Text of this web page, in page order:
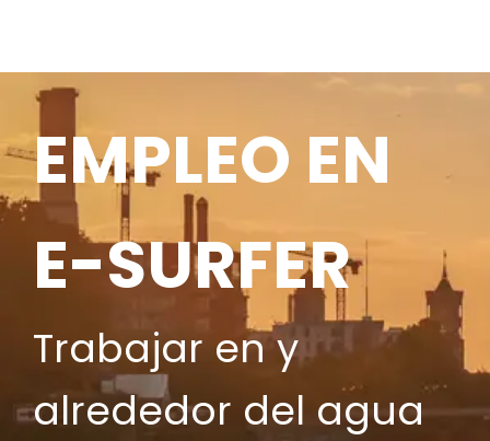
EMPLEO EN
E-SURFER
Trabajar en y
alrededor del agua